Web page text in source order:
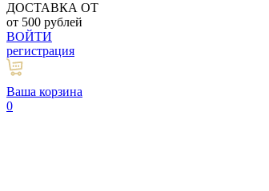
ДОСТАВКА ОТ
от 500 рублей
ВОЙТИ
регистрация
Ваша корзина
0